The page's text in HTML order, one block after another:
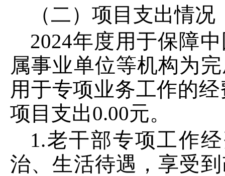
（二）项目支出情况
2024年度用于保障
属事业单位等机构为
用于专项业务工作的
项目支出0.00元。
1.老干部专项工作
治、生活待遇，享受